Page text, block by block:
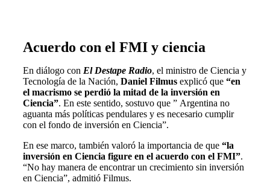
Acuerdo con el FMI y ciencia
En diálogo con El Destape Radio, el ministro de Ciencia y
Tecnología de la Nación, Daniel Filmus explicó que “en
el macrismo se perdió la mitad de la inversión en
Ciencia”. En este sentido, sostuvo que ” Argentina no
aguanta más políticas pendulares y es necesario cumplir
con el fondo de inversión en Ciencia”.
En ese marco, también valoró la importancia de que “la
inversión en Ciencia figure en el acuerdo con el FMI”.
“No hay manera de encontrar un crecimiento sin inversión
en Ciencia”, admitió Filmus.